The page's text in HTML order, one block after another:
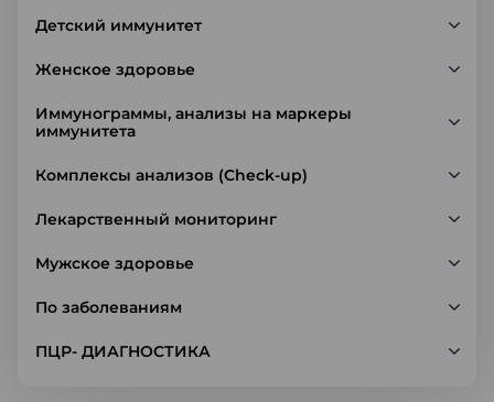
Детский иммунитет
Женское здоровье
Иммунограммы, анализы на маркеры
иммунитета
Комплексы анализов (Check-up)
Лекарственный мониторинг
Мужское здоровье
По заболеваниям
ПЦР- ДИАГНОСТИКА